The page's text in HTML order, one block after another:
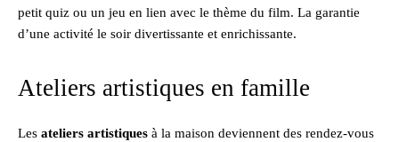
petit quiz ou un jeu en lien avec le thème du film. La garantie
d’une activité le soir divertissante et enrichissante.
Ateliers artistiques en famille
Les ateliers artistiques à la maison deviennent des rendez-vous